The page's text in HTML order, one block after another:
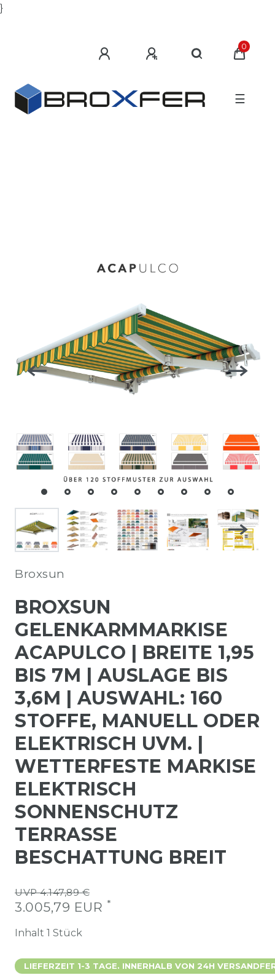
}
0
☰
Broxsun
BROXSUN
GELENKARMMARKISE
ACAPULCO | BREITE 1,95
BIS 7M | AUSLAGE BIS
3,6M | AUSWAHL: 160
STOFFE, MANUELL ODER
ELEKTRISCH UVM. |
WETTERFESTE MARKISE
ELEKTRISCH
SONNENSCHUTZ
TERRASSE
BESCHATTUNG BREIT
UVP 4.147,89 €
3.005,79 EUR *
Inhalt 1 Stück
LIEFERZEIT 1-3 TAGE. INNERHALB VON 24H